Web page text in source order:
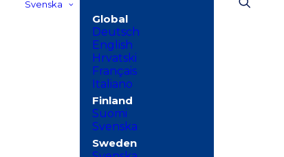
Svenska
Deutsch
English
Hrvatski
Français
Italiano
Suomi
Svenska